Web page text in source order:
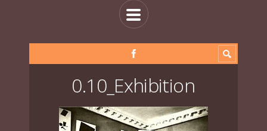
0.10_Exhibition